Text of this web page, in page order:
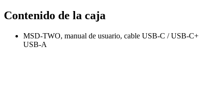
Contenido de la caja
MSD-TWO, manual de usuario, cable USB-C / USB-C+
USB-A